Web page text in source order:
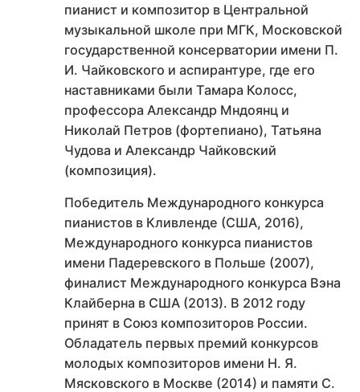
пианист и композитор в Центральной
музыкальной школе при МГК, Московской
государственной консерватории имени П.
И. Чайковского и аспирантуре, где его
наставниками были Тамара Колосс,
профессора Александр Мндоянц и
Николай Петров (фортепиано), Татьяна
Чудова и Александр Чайковский
(композиция).
Победитель Международного конкурса
пианистов в Кливленде (США, 2016),
Международного конкурса пианистов
имени Падеревского в Польше (2007),
финалист Международного конкурса Вэна
Клайберна в США (2013). В 2012 году
принят в Союз композиторов России.
Обладатель первых премий конкурсов
молодых композиторов имени Н. Я.
Мясковского в Москве (2014) и памяти С.